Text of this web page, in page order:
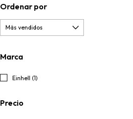
Ordenar por
Marca
Einhell (1)
Precio